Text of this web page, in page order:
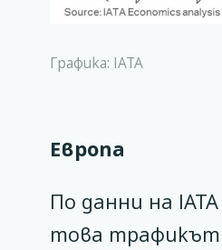
Графика: IATA
Европа
По данни на
това трафикът